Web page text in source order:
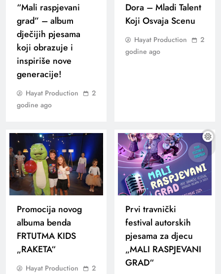
“Mali raspjevani
grad” – album
dječijih pjesama
koji obrazuje i
inspiriše nove
generacije!
Hayat Production
2
godine ago
Dora – Mladi Talent
Koji Osvaja Scenu
Hayat Production
2
godine ago
Promocija novog
albuma benda
FRTUTMA KIDS
„RAKETA“
Hayat Production
2
Prvi travnički
festival autorskih
pjesama za djecu
„MALI RASPJEVANI
GRAD“